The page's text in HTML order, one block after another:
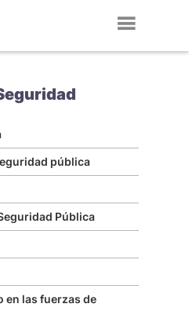
pública
Pública
en las fuerzas de